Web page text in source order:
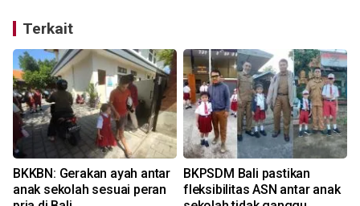
Terkait
BKKBN: Gerakan ayah antar
anak sekolah sesuai peran
BKPSDM Bali pastikan
fleksibilitas ASN antar anak